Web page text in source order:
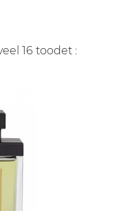
16 toodet :